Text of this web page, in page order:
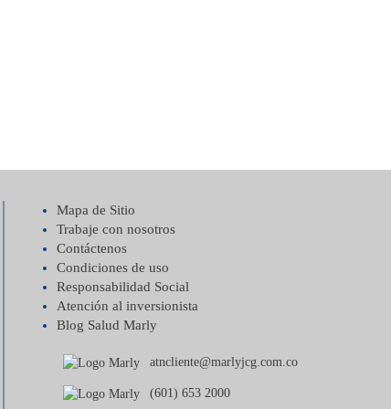
Mapa de Sitio
Trabaje con nosotros
Contáctenos
Condiciones de uso
Responsabilidad Social
Atención al inversionista
Blog Salud Marly
atncliente@marlyjcg.com.co
(601) 653 2000